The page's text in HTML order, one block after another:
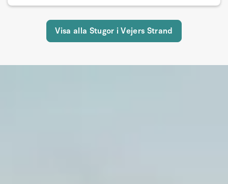
Visa alla Stugor i Vejers Strand